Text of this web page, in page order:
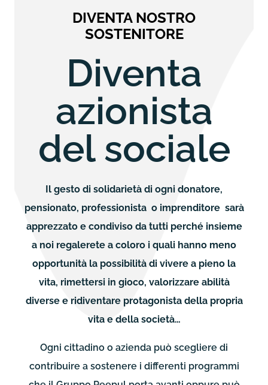
DIVENTA NOSTRO
SOSTENITORE
Diventa
azionista
del sociale
Il gesto di solidarietà di ogni donatore,
pensionato, professionista o imprenditore sarà
apprezzato e condiviso da tutti perché insieme
a noi regalerete a coloro i quali hanno meno
opportunità la possibilità di vivere a pieno la
vita, rimettersi in gioco, valorizzare abilità
diverse e ridiventare protagonista della propria
vita e della società…
Ogni cittadino o azienda può scegliere di
contribuire a sostenere i differenti programmi